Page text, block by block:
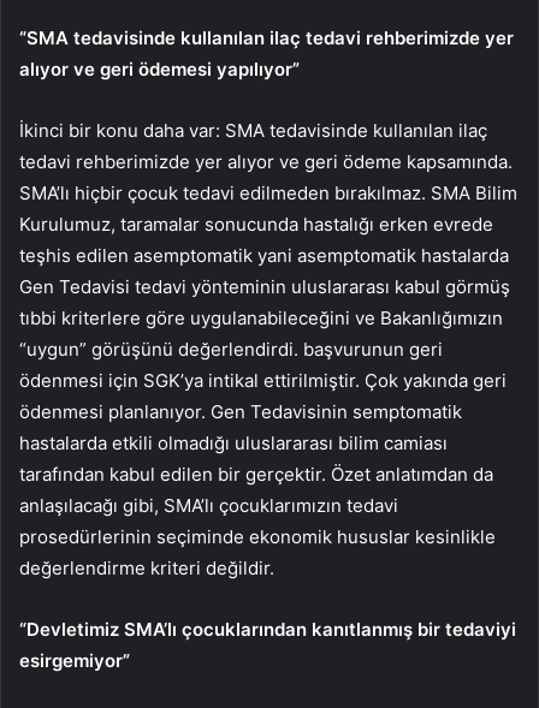
“SMA tedavisinde kullanılan ilaç tedavi rehberimizde yer
alıyor ve geri ödemesi yapılıyor”
İkinci bir konu daha var: SMA tedavisinde kullanılan ilaç
tedavi rehberimizde yer alıyor ve geri ödeme kapsamında.
SMA’lı hiçbir çocuk tedavi edilmeden bırakılmaz. SMA Bilim
Kurulumuz, taramalar sonucunda hastalığı erken evrede
teşhis edilen asemptomatik yani asemptomatik hastalarda
Gen Tedavisi tedavi yönteminin uluslararası kabul görmüş
tıbbi kriterlere göre uygulanabileceğini ve Bakanlığımızın
“uygun” görüşünü değerlendirdi. başvurunun geri
ödenmesi için SGK’ya intikal ettirilmiştir. Çok yakında geri
ödenmesi planlanıyor. Gen Tedavisinin semptomatik
hastalarda etkili olmadığı uluslararası bilim camiası
tarafından kabul edilen bir gerçektir. Özet anlatımdan da
anlaşılacağı gibi, SMA’lı çocuklarımızın tedavi
prosedürlerinin seçiminde ekonomik hususlar kesinlikle
değerlendirme kriteri değildir.
“Devletimiz SMA’lı çocuklarından kanıtlanmış bir tedaviyi
esirgemiyor”